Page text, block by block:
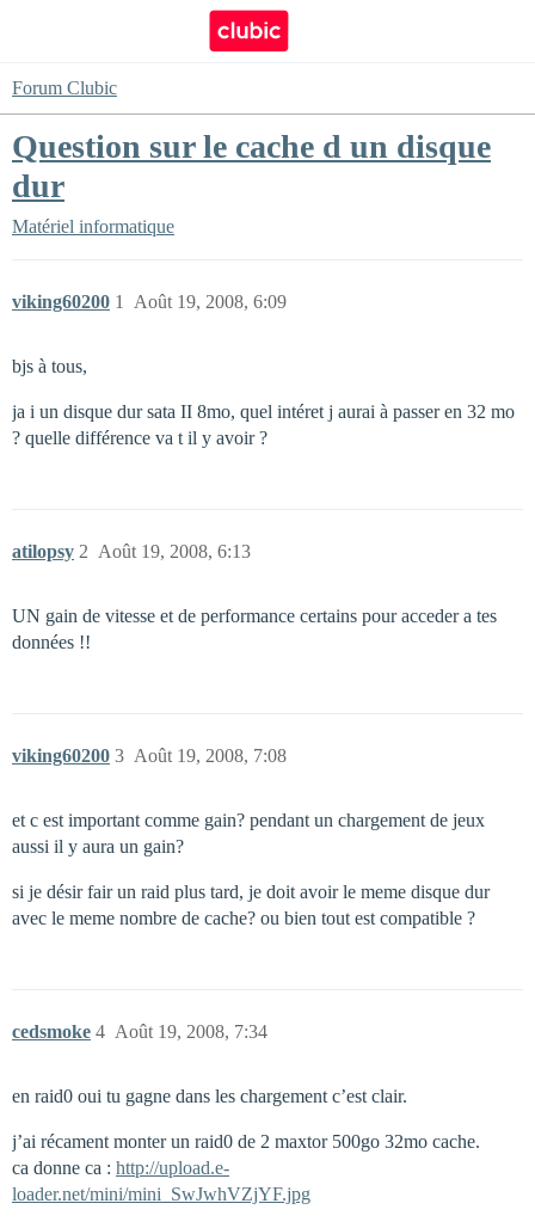
Forum Clubic
Question sur le cache d un disque
dur
Matériel informatique
viking60200 Août 19, 2008, 6:09
1
bjs à tous,
ja i un disque dur sata II 8mo, quel intéret j aurai à passer en 32 mo
? quelle différence va t il y avoir ?
atilopsy Août 19, 2008, 6:13
2
UN gain de vitesse et de performance certains pour acceder a tes
données !!
viking60200 Août 19, 2008, 7:08
3
et c est important comme gain? pendant un chargement de jeux
aussi il y aura un gain?
si je désir fair un raid plus tard, je doit avoir le meme disque dur
avec le meme nombre de cache? ou bien tout est compatible ?
cedsmoke Août 19, 2008, 7:34
4
en raid0 oui tu gagne dans les chargement c’est clair.
j’ai récament monter un raid0 de 2 maxtor 500go 32mo cache.
ca donne ca : http://upload.e-
loader.net/mini/mini_SwJwhVZjYF.jpg